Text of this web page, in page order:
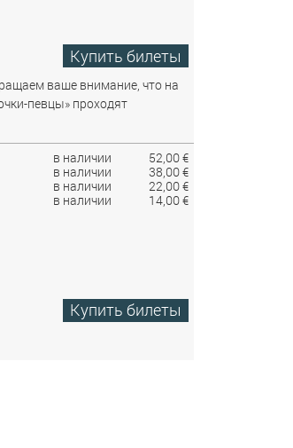
Купить билеты
ваше внимание, что на
певцы» проходят
в наличии
52,00 €
в наличии
38,00 €
в наличии
22,00 €
в наличии
14,00 €
Купить билеты